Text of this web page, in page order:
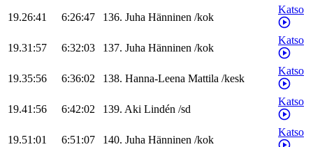
19.26:41 6:26:47 136. Juha Hänninen /kok
Katso
19.31:57 6:32:03 137. Juha Hänninen /kok
Katso
19.35:56 6:36:02 138. Hanna-Leena Mattila /kesk
Katso
19.41:56 6:42:02 139. Aki Lindén /sd
Katso
19.51:01 6:51:07 140. Juha Hänninen /kok
Katso